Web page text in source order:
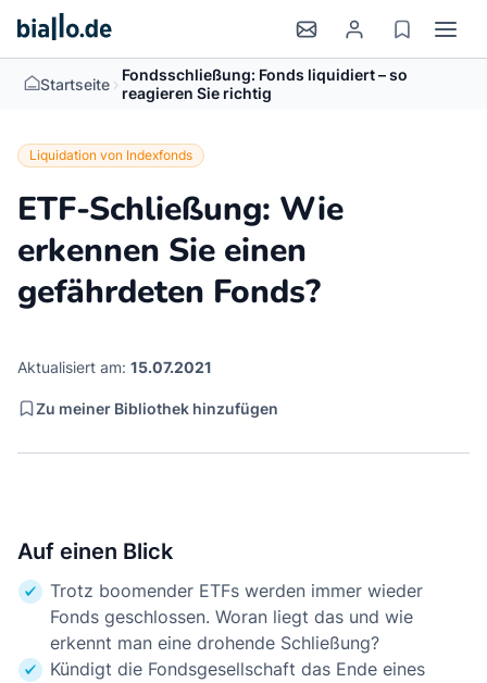
Startseite > Fondsschließung: Fonds liquidiert – so
reagieren Sie richtig
Liquidation von Indexfonds
ETF-Schließung: Wie
erkennen Sie einen
gefährdeten Fonds?
Aktualisiert am: 15.07.2021
Zu meiner Bibliothek hinzufügen
Auf einen Blick
Trotz boomender ETFs werden immer wieder
Fonds geschlossen. Woran liegt das und wie
erkennt man eine drohende Schließung?
Kündigt die Fondsgesellschaft das Ende eines